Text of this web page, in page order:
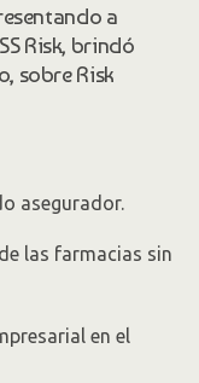
a
Risk, brindó
sobre Risk
asegurador.
las farmacias sin
en el